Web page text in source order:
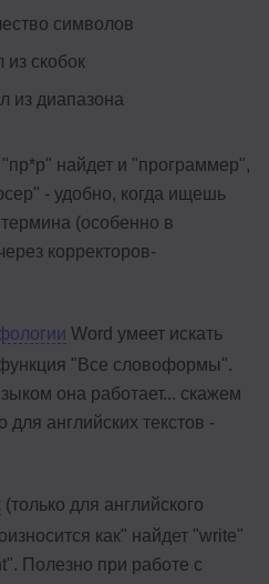
символов
скобок
из диапазона
найдет и "программер",
- удобно, когда ищешь
(особенно в
корректоров-
Word умеет искать
"Все словоформы".
она работает... скажем
для английских текстов -
(только для английского
как" найдет "write"
Полезно при работе с